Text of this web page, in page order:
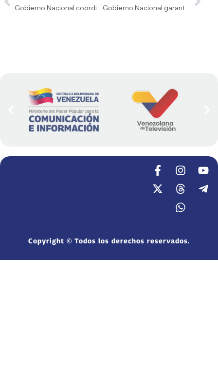
Gobierno Nacional coordina acciones de salvamento y asistencia humanitaria con delegación de EE. UU. ​Gobierno Nacional garantiza atención integral y recreación en campamento transitorio de El Junquito
Copyright © Todos los derechos reservados.